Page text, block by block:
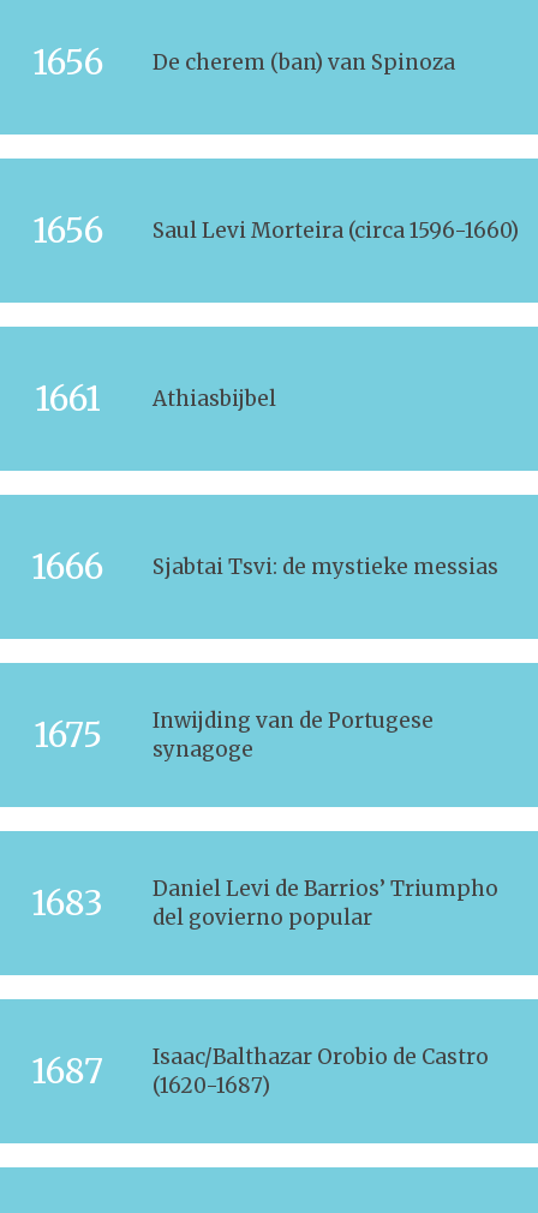
1656 De cherem (ban) van Spinoza
1656 Saul Levi Morteira (circa 1596-1660)
1661 Athiasbijbel
1666 Sjabtai Tsvi: de mystieke messias
1675
Inwijding van de Portugese
synagoge
1683
Daniel Levi de Barrios’ Triumpho
del govierno popular
1687
Isaac/Balthazar Orobio de Castro
(1620-1687)